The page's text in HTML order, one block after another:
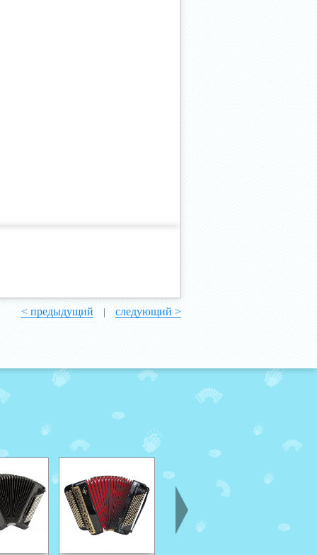
< предыдущий | следующий >